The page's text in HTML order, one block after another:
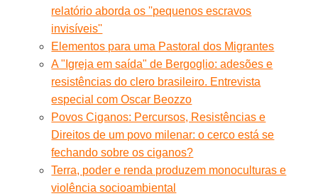
relatório aborda os ''pequenos escravos
invisíveis''
Elementos para uma Pastoral dos Migrantes
A "Igreja em saída" de Bergoglio: adesões e
resistências do clero brasileiro. Entrevista
especial com Oscar Beozzo
Povos Ciganos: Percursos, Resistências e
Direitos de um povo milenar: o cerco está se
fechando sobre os ciganos?
Terra, poder e renda produzem monoculturas e
violência socioambiental